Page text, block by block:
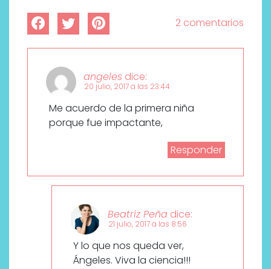
2 comentarios
angeles dice:
20 julio, 2017 a las 23:44
Me acuerdo de la primera niña
porque fue impactante,
Responder
Beatriz Peña dice:
21 julio, 2017 a las 8:56
Y lo que nos queda ver,
Ángeles. Viva la ciencia!!!